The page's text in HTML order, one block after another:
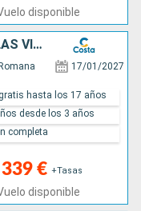
disponible
REP. DOMINICANA, ANTILLAS, ISLAS VÍRGENES, TURKS E ISLAS CAICOS
17/01/2027
€ +Tasas
disponible
hasta los 17 años
desde los 3 años
completa